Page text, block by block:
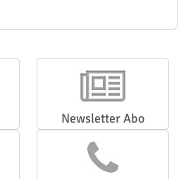
Newsletter Abo